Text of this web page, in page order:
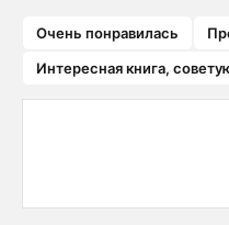
Очень понравилась
Интересная книга,